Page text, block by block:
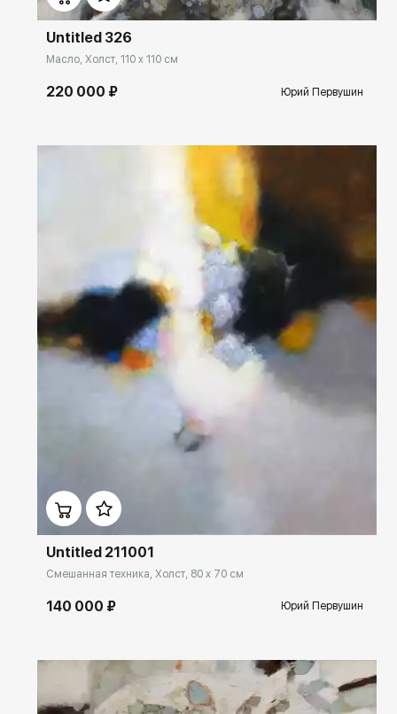
Untitled 326
Масло, Холст, 110 x 110 см
220 000 ₽ Юрий Первушин
Untitled 211001
Смешанная техника, Холст, 80 x 70 см
140 000 ₽ Юрий Первушин